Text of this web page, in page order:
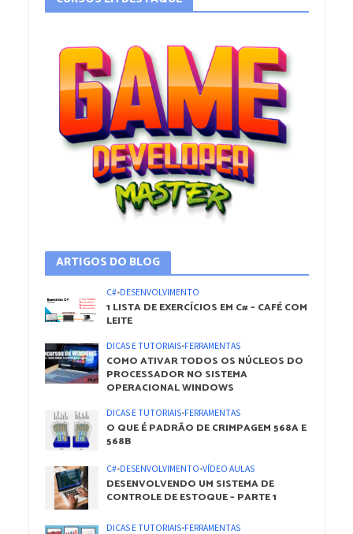
ARTIGOS DO BLOG
C#•DESENVOLVIMENTO
1 LISTA DE EXERCÍCIOS EM C# – CAFÉ COM
LEITE
DICAS E TUTORIAIS•FERRAMENTAS
COMO ATIVAR TODOS OS NÚCLEOS DO
PROCESSADOR NO SISTEMA
OPERACIONAL WINDOWS
DICAS E TUTORIAIS•FERRAMENTAS
O QUE É PADRÃO DE CRIMPAGEM 568A E
568B
C#•DESENVOLVIMENTO•VÍDEO AULAS
DESENVOLVENDO UM SISTEMA DE
CONTROLE DE ESTOQUE – PARTE 1
DICAS E TUTORIAIS•FERRAMENTAS